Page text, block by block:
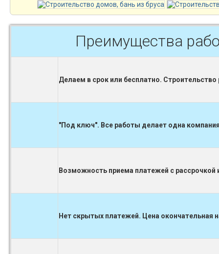
Преимущества
Делаем в срок или бесплатно.
"Под ключ". Все работы делает одна
Возможность приема платежей с рассрочкой
Нет скрытых платежей. Цена окончательная